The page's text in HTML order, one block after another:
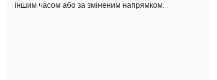
іншим часом або за зміненим напрямком.